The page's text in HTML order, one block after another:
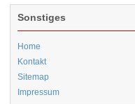
Sonstiges
Home
Kontakt
Sitemap
Impressum